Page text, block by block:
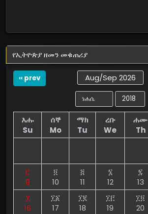
የኢትዮጵያ ዘመን መቁጠሪያ
‹‹ prev Aug/Sep 2026
እሑ
Su
ሰኞ
Mo
ማክ
Tu
ረቡ
We
ሐሙ
Th
፫
9
፬
10
፭
11
፮
12
፯
13
፲
16
፲፩
17
፲፪
18
፲፫
19
፲፬
20